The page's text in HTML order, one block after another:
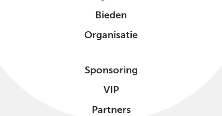
Bieden
Organisatie
Sponsoring
VIP
Partners